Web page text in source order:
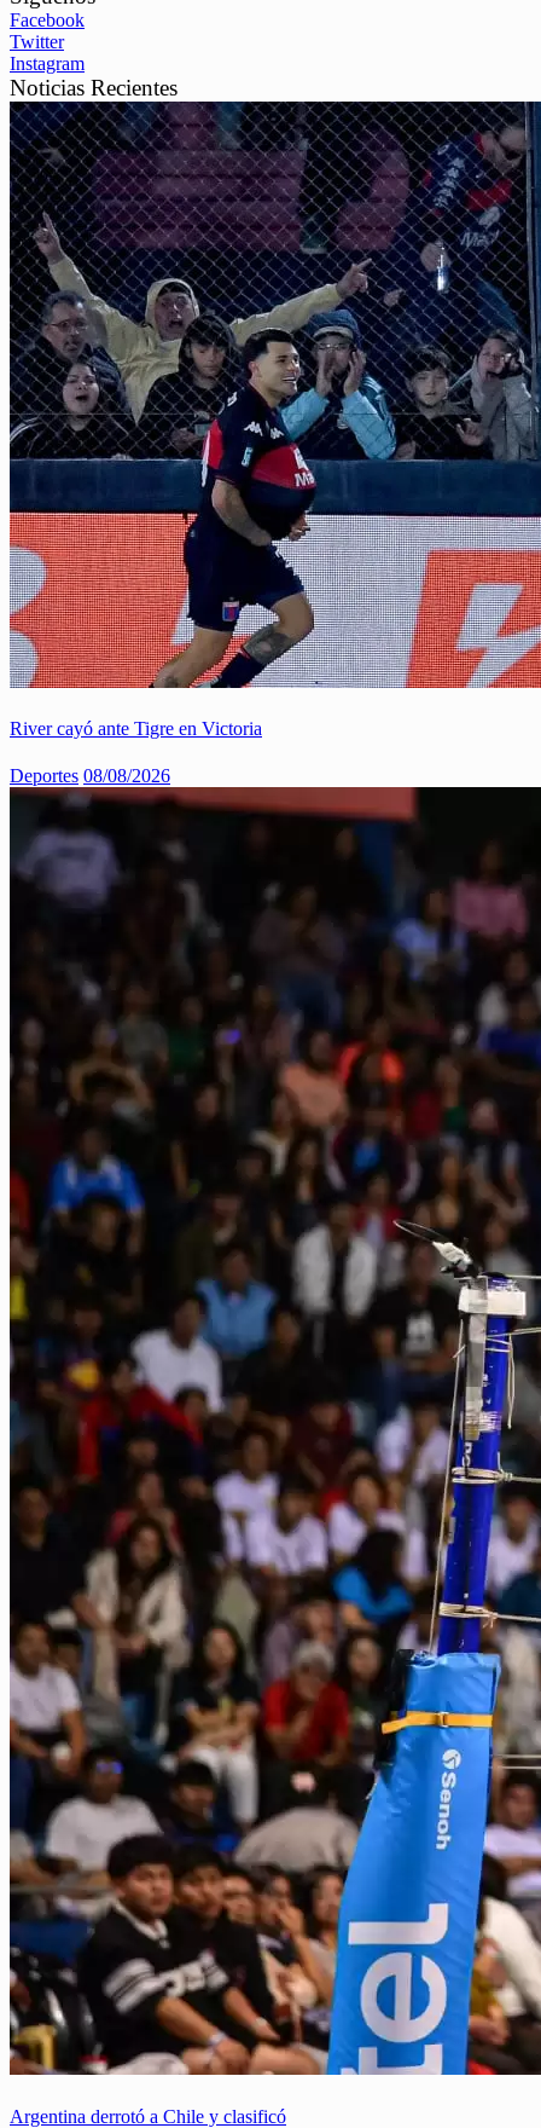
Facebook
Twitter
Instagram
Noticias Recientes
River cayó ante Tigre en Victoria
Deportes 08/08/2026
Argentina derrotó a Chile y clasificó